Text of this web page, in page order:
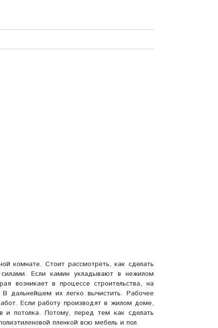
комнате. Стоит рассмотреть, как сделать
Если камин укладывают в нежилом
возникает в процессе строительства, на
дальнейшем их легко вычистить. Рабочее
Если работу производят в жилом доме,
и потолка. Потому, перед тем как сделать
пленкой всю мебель и пол.